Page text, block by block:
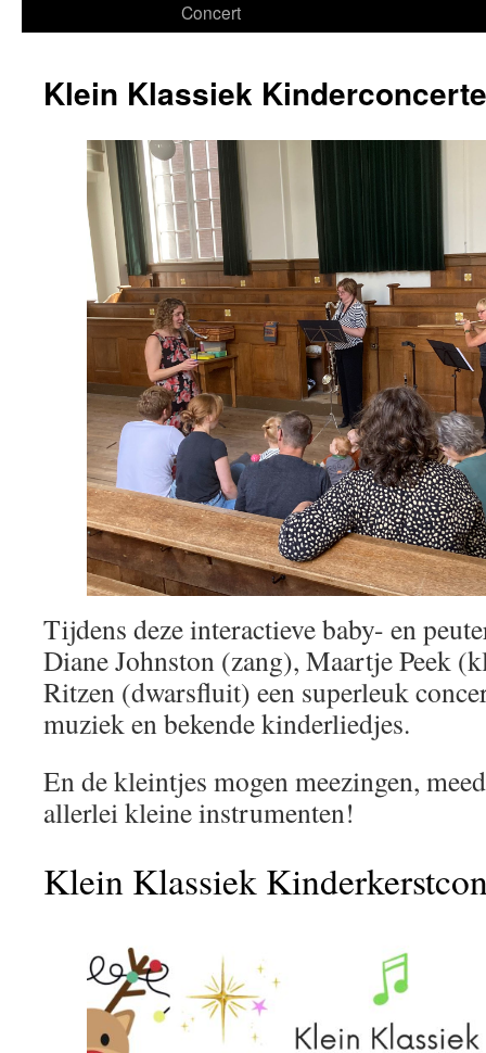
Concert
Klein Klassiek
Tijdens deze interactieve baby- en
Diane Johnston (zang), Maartje Peek
Ritzen (dwarsfluit) een superleuk
muziek en bekende kinderliedjes.
En de kleintjes mogen meezingen,
allerlei kleine instrumenten!
Klein Klassiek